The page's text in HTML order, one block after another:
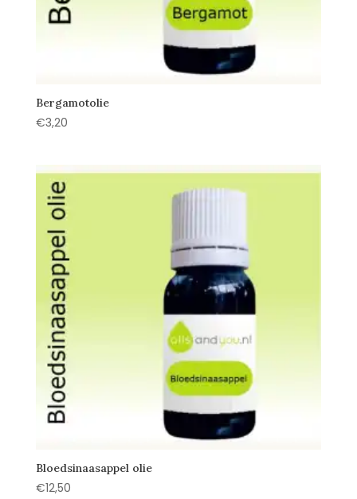
Bergamotolie
€3,20
Bloedsinaasappel olie
€12,50